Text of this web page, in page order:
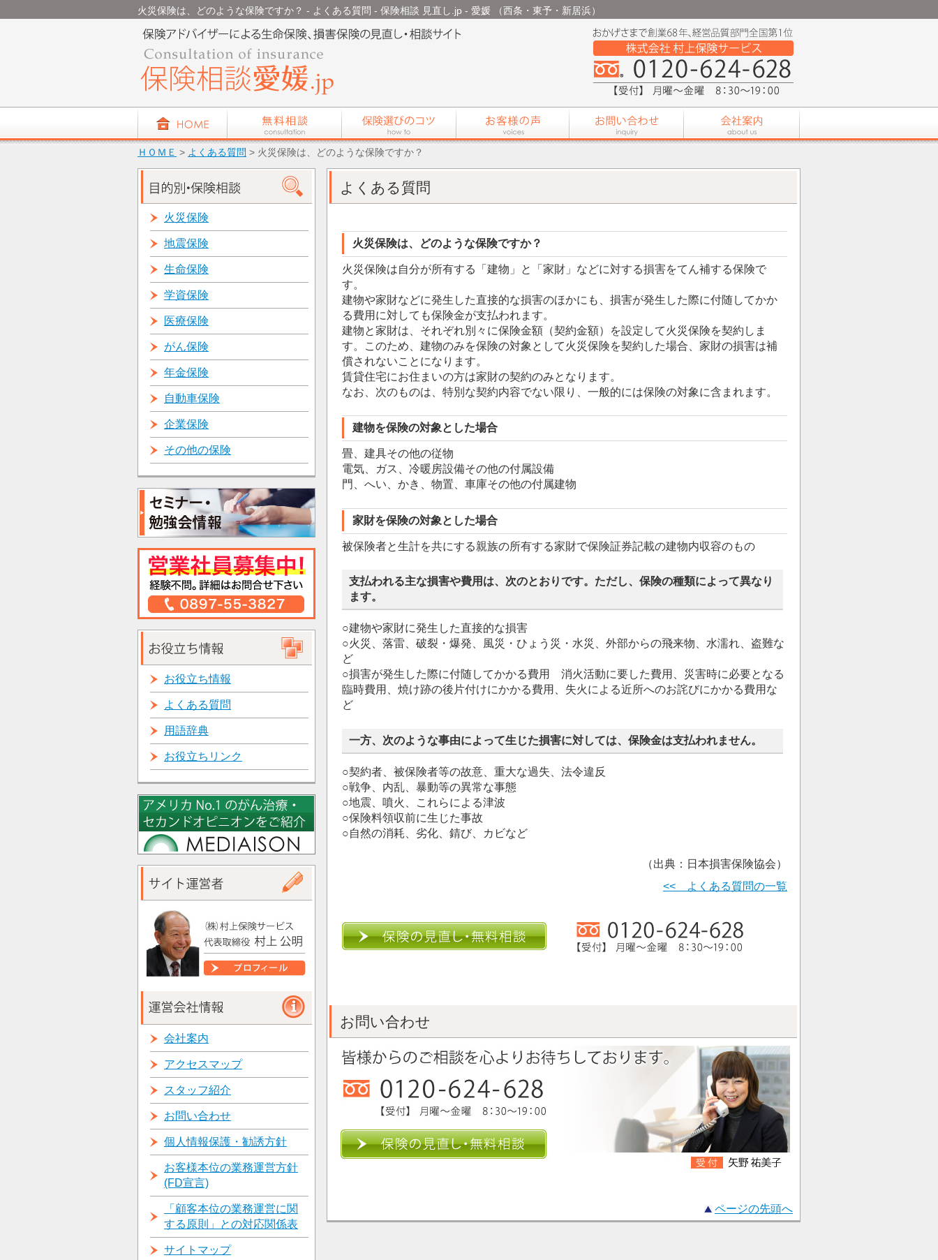
火災保険は、どのような保険ですか？ - よくある質問 - 保険相談 見直し.jp - 愛媛 （西条・東予・新居浜）
ＨＯＭＥ > よくある質問 > 火災保険は、どのような保険ですか？
よくある質問
火災保険は、どのような保険ですか？
火災保険は自分が所有する「建物」と「家財」などに対する損害をてん補する保険で
す。
建物や家財などに発生した直接的な損害のほかにも、損害が発生した際に付随してかか
る費用に対しても保険金が支払われます。
建物と家財は、それぞれ別々に保険金額（契約金額）を設定して火災保険を契約しま
す。このため、建物のみを保険の対象として火災保険を契約した場合、家財の損害は補
償されないことになります。
賃貸住宅にお住まいの方は家財の契約のみとなります。
なお、次のものは、特別な契約内容でない限り、一般的には保険の対象に含まれます。
建物を保険の対象とした場合
畳、建具その他の従物
電気、ガス、冷暖房設備その他の付属設備
門、へい、かき、物置、車庫その他の付属建物
家財を保険の対象とした場合
被保険者と生計を共にする親族の所有する家財で保険証券記載の建物内収容のもの
支払われる主な損害や費用は、次のとおりです。ただし、保険の種類によって異なり
ます。
○建物や家財に発生した直接的な損害
○火災、落雷、破裂・爆発、風災・ひょう災・水災、外部からの飛来物、水濡れ、盗難な
ど
○損害が発生した際に付随してかかる費用 消火活動に要した費用、災害時に必要となる
臨時費用、焼け跡の後片付けにかかる費用、失火による近所へのお詫びにかかる費用な
ど
一方、次のような事由によって生じた損害に対しては、保険金は支払われません。
○契約者、被保険者等の故意、重大な過失、法令違反
○戦争、内乱、暴動等の異常な事態
○地震、噴火、これらによる津波
○保険料領収前に生じた事故
○自然の消耗、劣化、錆び、カビなど
（出典：日本損害保険協会）
<< よくある質問の一覧
お問い合わせ
ページの先頭へ
火災保険
地震保険
生命保険
学資保険
医療保険
がん保険
年金保険
自動車保険
企業保険
その他の保険
お役立ち情報
よくある質問
用語辞典
お役立ちリンク
会社案内
アクセスマップ
スタッフ紹介
お問い合わせ
個人情報保護・勧誘方針
お客様本位の業務運営方針
(FD宣言)
「顧客本位の業務運営に関
する原則」との対応関係表
サイトマップ